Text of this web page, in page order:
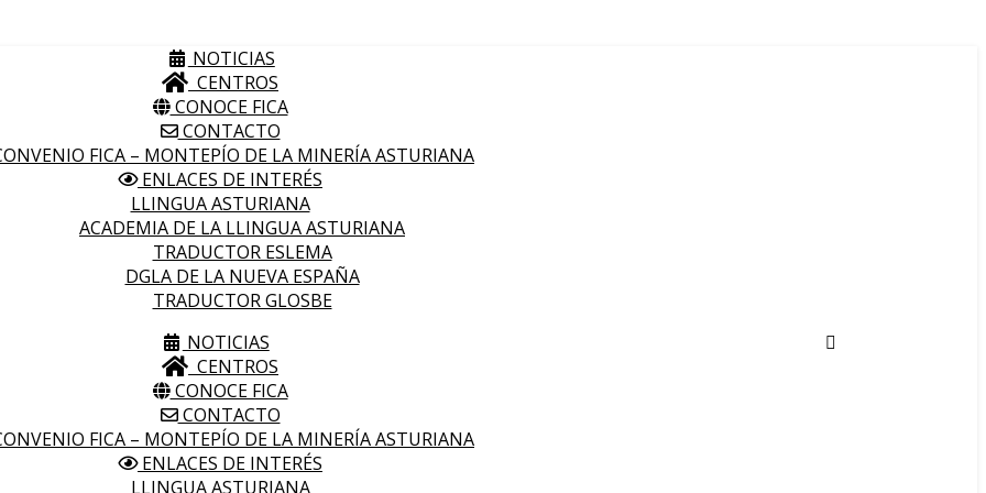
NOTICIAS
CENTROS
CONOCE FICA
CONTACTO
FICA – MONTEPÍO DE LA MINERÍA ASTURIANA
ENLACES DE INTERÉS
LLINGUA ASTURIANA
ACADEMIA DE LA LLINGUA ASTURIANA
TRADUCTOR ESLEMA
DGLA DE LA NUEVA ESPAÑA
TRADUCTOR GLOSBE
NOTICIAS
CENTROS
CONOCE FICA
CONTACTO
FICA – MONTEPÍO DE LA MINERÍA ASTURIANA
ENLACES DE INTERÉS
LLINGUA ASTURIANA